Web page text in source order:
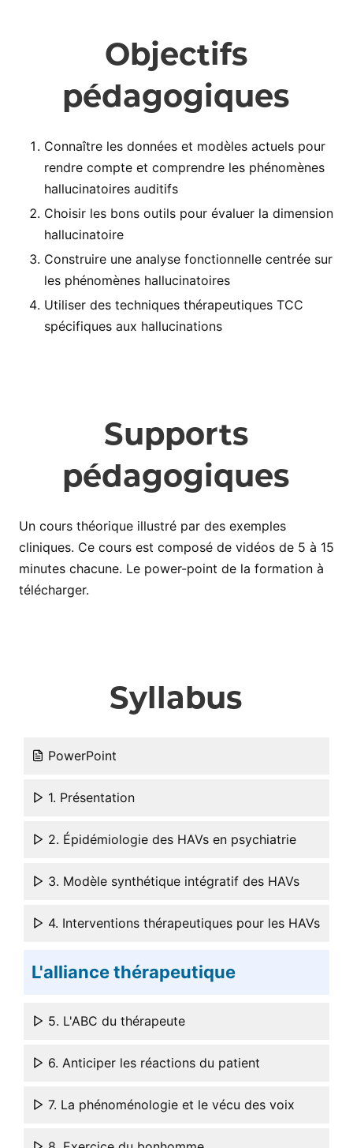
Objectifs
pédagogiques
Connaître les données et modèles actuels pour
rendre compte et comprendre les phénomènes
hallucinatoires auditifs
Choisir les bons outils pour évaluer la dimension
hallucinatoire
Construire une analyse fonctionnelle centrée sur
les phénomènes hallucinatoires
Utiliser des techniques thérapeutiques TCC
spécifiques aux hallucinations
Supports
pédagogiques
Un cours théorique illustré par des exemples
cliniques. Ce cours est composé de vidéos de 5 à 15
minutes chacune. Le power-point de la formation à
télécharger.
Syllabus
PowerPoint
1. Présentation
2. Épidémiologie des HAVs en psychiatrie
3. Modèle synthétique intégratif des HAVs
4. Interventions thérapeutiques pour les HAVs
L'alliance thérapeutique
5. L'ABC du thérapeute
6. Anticiper les réactions du patient
7. La phénoménologie et le vécu des voix